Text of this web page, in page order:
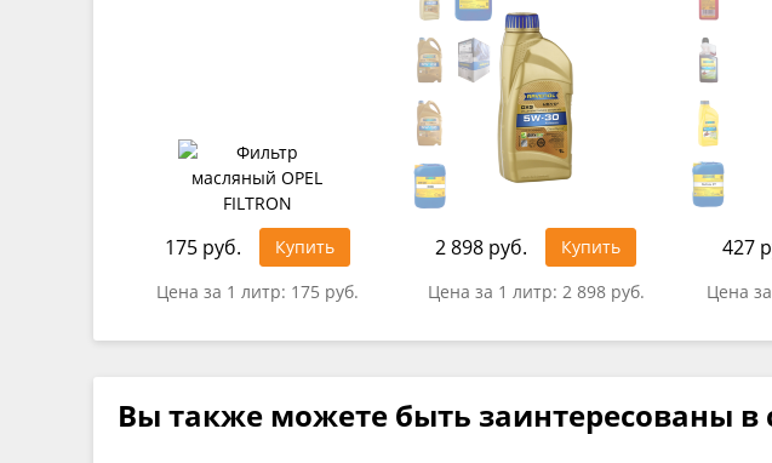
175 руб.
Купить
Цена за 1 литр: 175 руб.
2 898 руб.
Купить
Цена за 1 литр: 2 898 руб.
427
Цена
Вы также можете быть заинтересованы